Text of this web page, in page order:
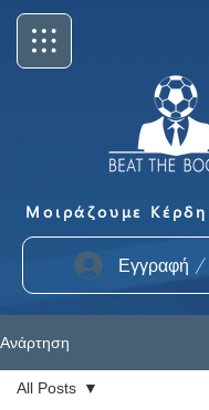
Μοιράζουμε
Εγγραφή /
Ανάρτηση
All Posts